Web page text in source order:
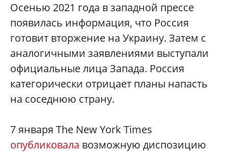
Осенью 2021 года в западной прессе
появилась информация, что Россия
готовит вторжение на Украину. Затем с
аналогичными заявлениями выступали
официальные лица Запада. Россия
категорически отрицает планы напасть
на соседнюю страну.
7 января The New York Times
опубликовала возможную диспозицию